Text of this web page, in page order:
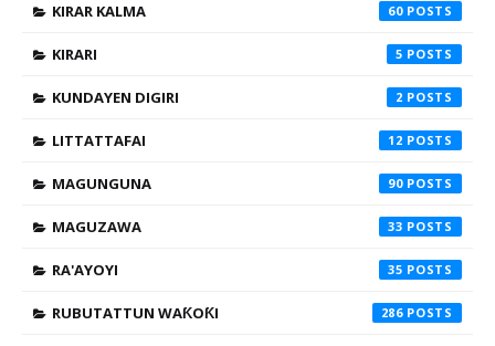
KIRAR KALMA 60
KIRARI 5
KUNDAYEN DIGIRI 2
LITTATTAFAI 12
MAGUNGUNA 90
MAGUZAWA 33
RA'AYOYI 35
RUBUTATTUN WAƘOƘI 286